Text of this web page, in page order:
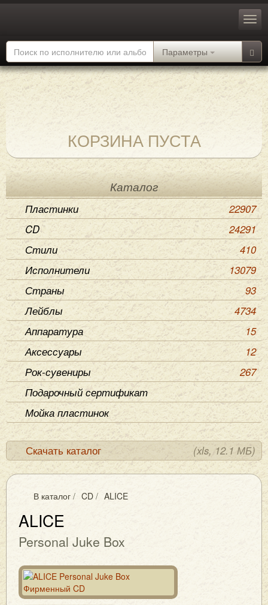
Параметры
КОРЗИНА ПУСТА
Каталог
Пластинки
22907
CD
24291
Стили
410
Исполнители
13079
Страны
93
Лейблы
4734
Аппаратура
15
Аксессуары
12
Рок-сувениры
267
Подарочный сертификат
Мойка пластинок
Скачать каталог (xls, 12.1 МБ)
В каталог / CD / ALICE
ALICE
Personal Juke Box